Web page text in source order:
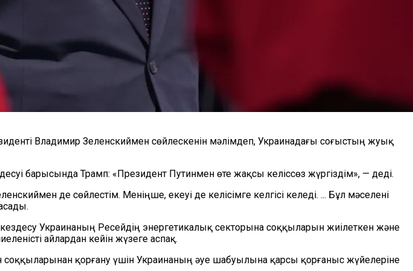
Владимир Зеленскиймен сөйлескенін мәлімдеп, Украинадағы соғыстың жуық
барысында Трамп: «Президент Путинмен өте жақсы келіссөз жүргіздім», — деді.
де сөйлестім. Меніңше, екеуі де келісімге келгісі келеді. ... Бұл мәселені
Украинаның Ресейдің энергетикалық секторына соққыларын жиілеткен және
айлардан кейін жүзеге аспақ.
қорғану үшін Украинаның әуе шабуылына қарсы қорғаныс жүйелеріне